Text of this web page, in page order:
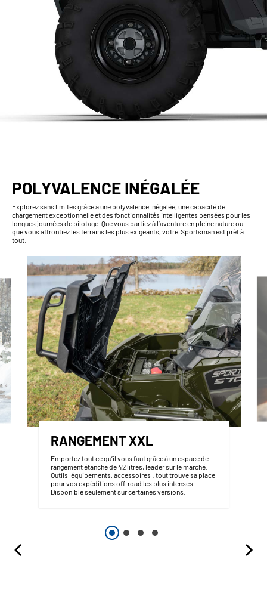
POLYVALENCE INÉGALÉE
Explorez sans limites grâce à une polyvalence inégalée, une capacité de
chargement exceptionnelle et des fonctionnalités intelligentes pensées pour les
longues journées de pilotage. Que vous partiez à l’aventure en pleine nature ou
que vous affrontiez les terrains les plus exigeants, votre Sportsman est prêt à
tout.
RANGEMENT XXL
Emportez tout ce qu’il vous faut grâce à un espace de
rangement étanche de 42 litres, leader sur le marché.
Outils, équipements, accessoires : tout trouve sa place
pour vos expéditions off-road les plus intenses.
Disponible seulement sur certaines versions.